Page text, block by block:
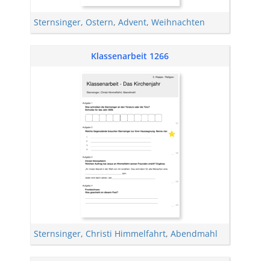
Sternsinger, Ostern, Advent, Weihnachten
Klassenarbeit 1266
Sternsinger, Christi Himmelfahrt, Abendmahl